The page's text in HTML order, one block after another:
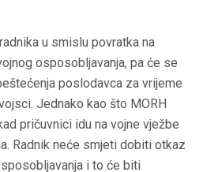
u smislu povratka na
osposobljavanja, pa će se
poslodavca za vrijeme
Jednako kao što MORH
pričuvnici idu na vojne vježbe
Radnik neće smjeti dobiti otkaz
i to će biti